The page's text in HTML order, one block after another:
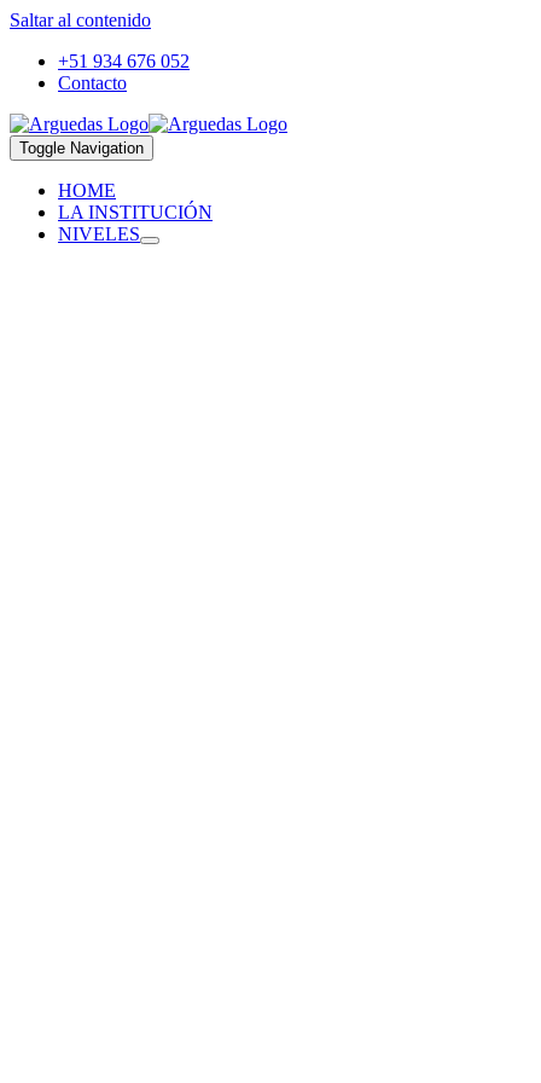
Saltar al contenido
+51 934 676 052
Contacto
Toggle Navigation
HOME
LA INSTITUCIÓN
NIVELES